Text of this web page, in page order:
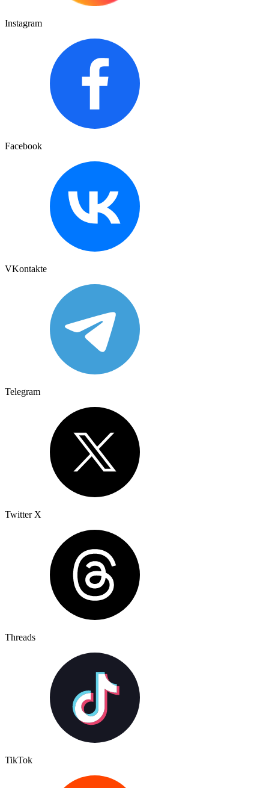
Instagram
Facebook
VKontakte
Telegram
Twitter X
Threads
TikTok